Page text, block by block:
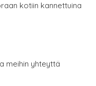
kotiin kannettuina
meihin yhteyttä